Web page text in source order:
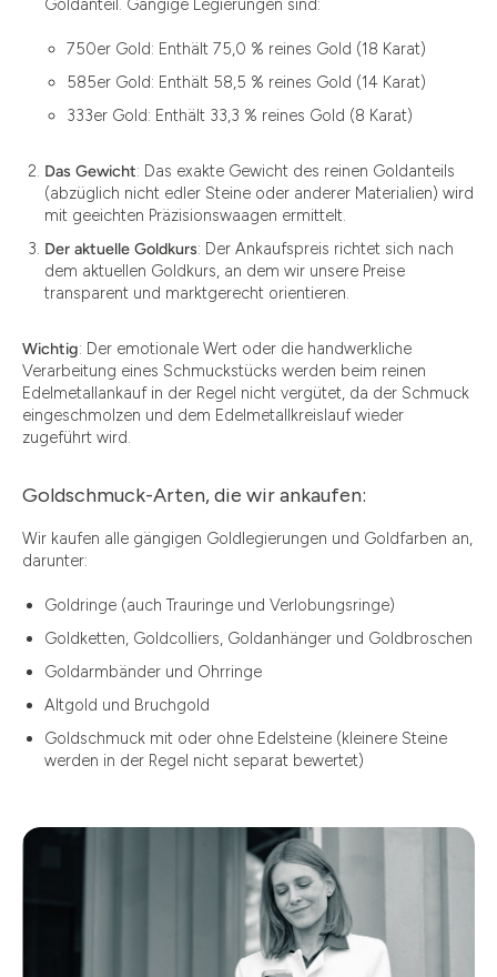
750er Gold: Enthält 75,0 % reines Gold (18 Karat)
585er Gold: Enthält 58,5 % reines Gold (14 Karat)
333er Gold: Enthält 33,3 % reines Gold (8 Karat)
Das Gewicht: Das exakte Gewicht des reinen Goldanteils
(abzüglich nicht edler Steine oder anderer Materialien) wird
mit geeichten Präzisionswaagen ermittelt.
Der aktuelle Goldkurs: Der Ankaufspreis richtet sich nach
dem aktuellen Goldkurs, an dem wir unsere Preise
transparent und marktgerecht orientieren.
Wichtig: Der emotionale Wert oder die handwerkliche
Verarbeitung eines Schmuckstücks werden beim reinen
Edelmetallankauf in der Regel nicht vergütet, da der Schmuck
eingeschmolzen und dem Edelmetallkreislauf wieder
zugeführt wird.
Goldschmuck-Arten, die wir ankaufen:
Wir kaufen alle gängigen Goldlegierungen und Goldfarben an,
darunter:
Goldringe (auch Trauringe und Verlobungsringe)
Goldketten, Goldcolliers, Goldanhänger und Goldbroschen
Goldarmbänder und Ohrringe
Altgold und Bruchgold
Goldschmuck mit oder ohne Edelsteine (kleinere Steine
werden in der Regel nicht separat bewertet)